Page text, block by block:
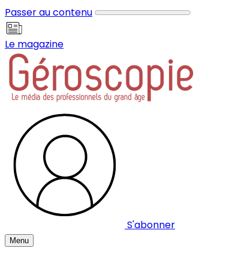
Passer au contenu
Le magazine
S'abonner
Menu
Panneau de gestion des cookies